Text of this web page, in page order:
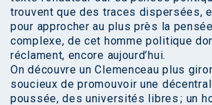
trouvent que des traces dispersées,
pour approcher au plus près la
complexe, de cet homme politique
réclament, encore aujourd’hui.
On découvre un Clemenceau plus
soucieux de promouvoir une
poussée, des universités libres ; un